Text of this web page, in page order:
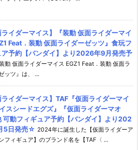
ライダーマイス】『装動 仮面ライダーマイ
Feat．装動 仮面ライダーゼッツ』食玩フ
ア予約【バンダイ】より2026年9月発売予
装動 仮面ライダーマイス EGZ1 Feat．装動 仮面ラ
ッツ』は、 ...
ライダーマイス】TAF『仮面ライダーマイ
スシードエグズ』『仮面ライダーマオ
可動フィギュア予約【バンダイ】より202
5日発売☆ 2024年に誕生した【仮面ライダーア
フィギュア】のブランド名を【TAF〈 ...